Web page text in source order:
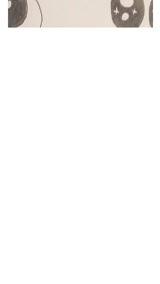
頭痛、めまい、息切れが増えた 息苦しさや胸
苦しさを感じる 金縛りが頻繁に起きている 憂
鬱な気分や落ち込みがある イライラしやすい